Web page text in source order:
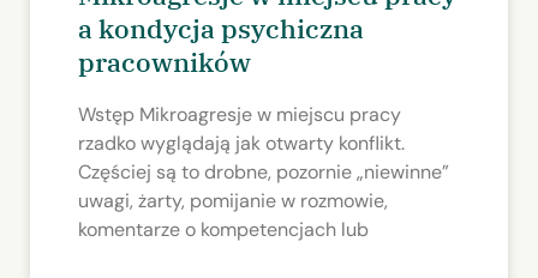
a kondycja psychiczna
pracowników
Wstęp Mikroagresje w miejscu pracy
rzadko wyglądają jak otwarty konflikt.
Częściej są to drobne, pozornie „niewinne”
uwagi, żarty, pomijanie w rozmowie,
komentarze o kompetencjach lub